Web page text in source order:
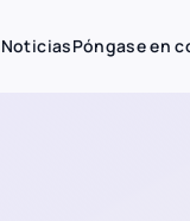
NoticiasPóngase en